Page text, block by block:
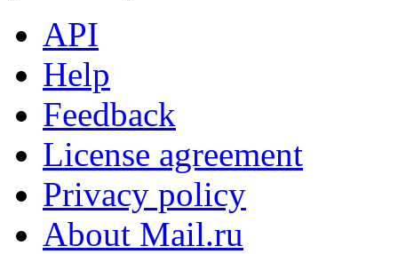
API
Help
Feedback
License agreement
Privacy policy
About Mail.ru